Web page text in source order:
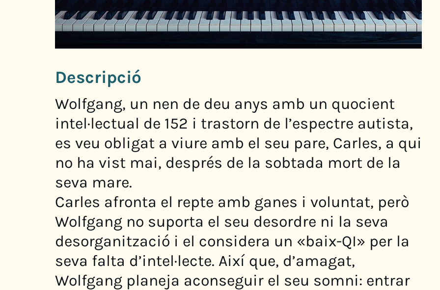
Descripció
Wolfgang, un nen de deu anys amb un quocient
intel·lectual de 152 i trastorn de l’espectre autista,
es veu obligat a viure amb el seu pare, Carles, a qui
no ha vist mai, després de la sobtada mort de la
seva mare.
Carles afronta el repte amb ganes i voluntat, però
Wolfgang no suporta el seu desordre ni la seva
desorganització i el considera un «baix-QI» per la
seva falta d’intel·lecte. Així que, d’amagat,
Wolfgang planeja aconseguir el seu somni: entrar